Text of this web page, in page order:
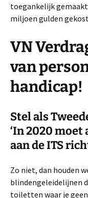
toegankelijk
miljoen gulden
VN
van
handicap!
Stel als
‘In 2020
aan de ITS
Zo niet, dan houden
blindengeleidelijnen
toiletten waar je